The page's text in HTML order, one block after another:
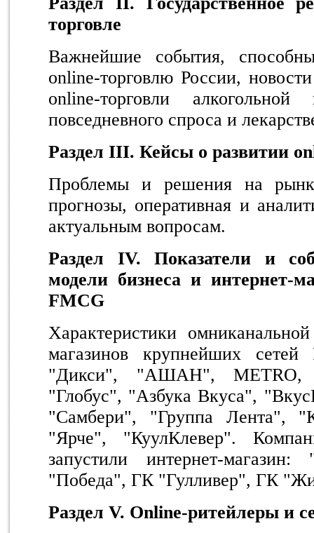
торговле
Важнейшие события,
online-торговлю России,
online-торговли алкогольной
повседневного спроса и
Раздел III. Кейсы о развитии
Проблемы и решения на
прогнозы, оперативная и
актуальным вопросам.
Раздел IV. Показатели и
модели бизнеса и интернет-
FMCG
Характеристики
магазинов крупнейших
"Дикси", "АШАН", METRO,
"Глобус", "Азбука Вкуса",
"Самбери", "Группа Лента",
"Ярче", "КуулКлевер".
запустили интернет-
"Победа", ГК "Гулливер", ГК
Раздел V. Online-ритейлеры и